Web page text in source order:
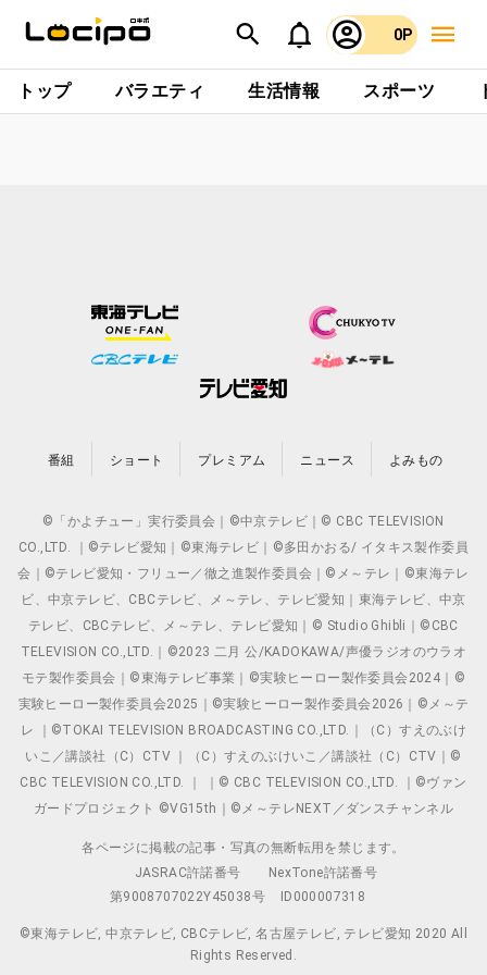
0P
トップ バラエティ 生活情報 スポーツ
番組 ショート プレミアム ニュース よみもの
©「かよチュー」実行委員会｜©中京テレビ｜© CBC TELEVISION
CO.,LTD. ｜©テレビ愛知｜©東海テレビ｜©多田かおる/ イタキス製作委員
会｜©テレビ愛知・フリュー／徹之進製作委員会｜©メ～テレ｜©東海テレ
ビ、中京テレビ、CBCテレビ、メ～テレ、テレビ愛知｜東海テレビ、中京
テレビ、CBCテレビ、メ～テレ、テレビ愛知｜© Studio Ghibli｜©CBC
TELEVISION CO.,LTD.｜©2023 二月 公/KADOKAWA/声優ラジオのウラオ
モテ製作委員会｜©東海テレビ事業｜©実験ヒーロー製作委員会2024｜©
実験ヒーロー製作委員会2025｜©実験ヒーロー製作委員会2026｜©メ～テ
レ ｜©TOKAI TELEVISION BROADCASTING CO.,LTD.｜（C）すえのぶけ
いこ／講談社（C）CTV ｜（C）すえのぶけいこ／講談社（C）CTV｜©
CBC TELEVISION CO.,LTD. ｜ ｜© CBC TELEVISION CO.,LTD. ｜©ヴァン
ガードプロジェクト ©VG15th｜©メ～テレNEXT／ダンスチャンネル
各ページに掲載の記事・写真の無断転用を禁じます。
JASRAC許諾番号
NexTone許諾番号
第9008707022Y45038号
ID000007318
©東海テレビ, 中京テレビ, CBCテレビ, 名古屋テレビ, テレビ愛知 2020 All
Rights Reserved.